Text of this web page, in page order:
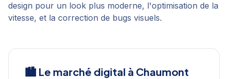
design pour un look plus moderne, l'optimisation de la
vitesse, et la correction de bugs visuels.
🏙️ Le marché digital à Chaumont